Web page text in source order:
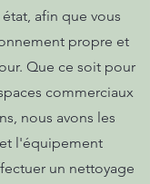
afin que vous
propre et
Que ce soit pour
commerciaux
nous avons les
l'équipement
un nettoyage